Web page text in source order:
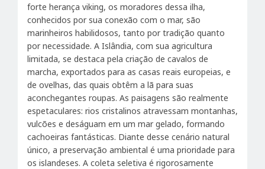
forte herança viking, os moradores dessa ilha,
conhecidos por sua conexão com o mar, são
marinheiros habilidosos, tanto por tradição quanto
por necessidade. A Islândia, com sua agricultura
limitada, se destaca pela criação de cavalos de
marcha, exportados para as casas reais europeias, e
de ovelhas, das quais obtêm a lã para suas
aconchegantes roupas. As paisagens são realmente
espetaculares: rios cristalinos atravessam montanhas,
vulcões e deságuam em um mar gelado, formando
cachoeiras fantásticas. Diante desse cenário natural
único, a preservação ambiental é uma prioridade para
os islandeses. A coleta seletiva é rigorosamente